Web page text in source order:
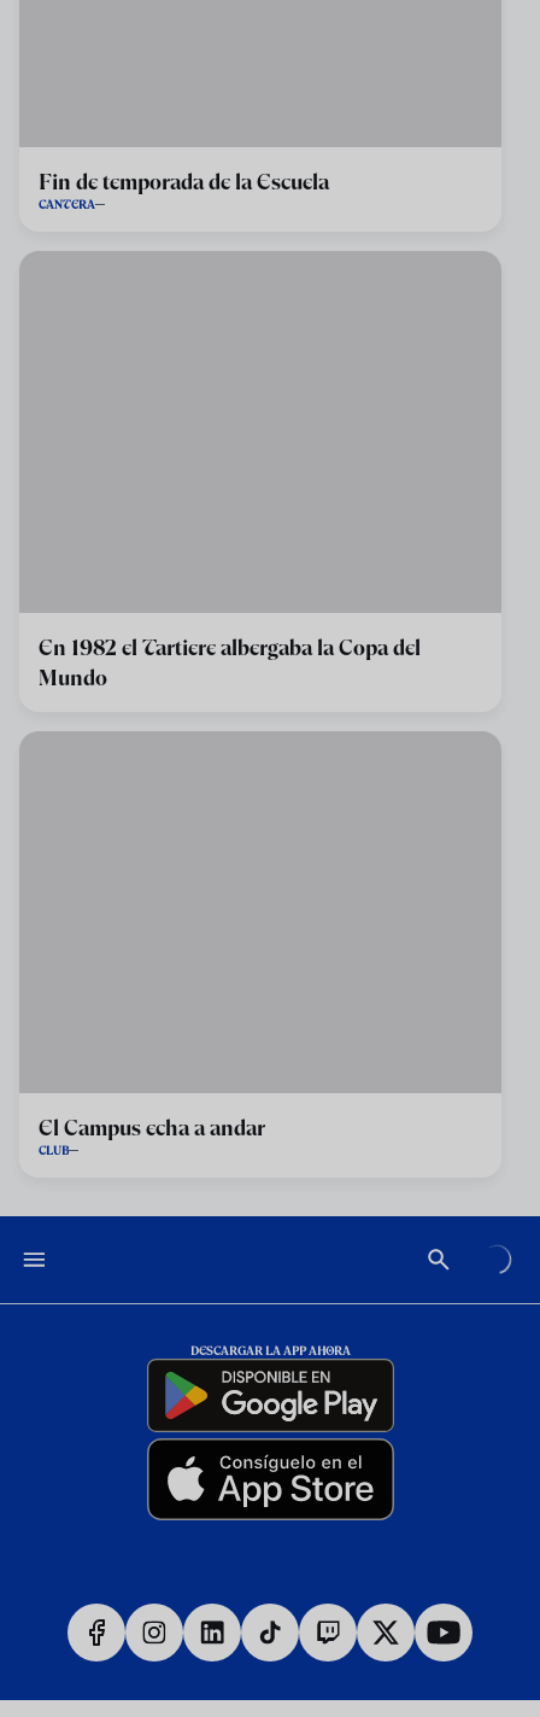
Fin de temporada de la Escuela
CANTERA
En 1982 el Tartiere albergaba la Copa del
Mundo
El Campus echa a andar
CLUB
DESCARGAR LA APP AHORA